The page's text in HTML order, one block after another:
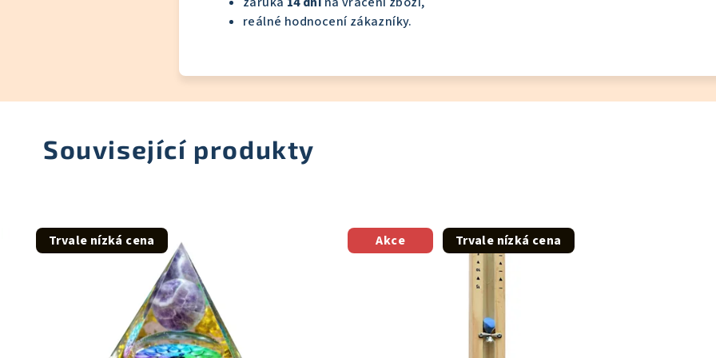
reálné hodnocení zákazníky.
Související produkty
Trvale nízká cena Akce Trvale nízká cena